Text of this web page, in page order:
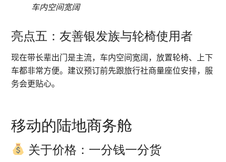
车内空间宽阔
亮点五：友善银发族与轮椅使用者
现在带长辈出门是主流，车内空间宽阔，放置轮椅、上下
车都非常方便。建议预订前先跟旅行社商量座位安排，服
务会更贴心。
移动的陆地商务舱
关于价格：一分钱一分货